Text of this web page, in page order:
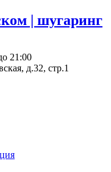
| шугаринг
21:00
д.32, стр.1